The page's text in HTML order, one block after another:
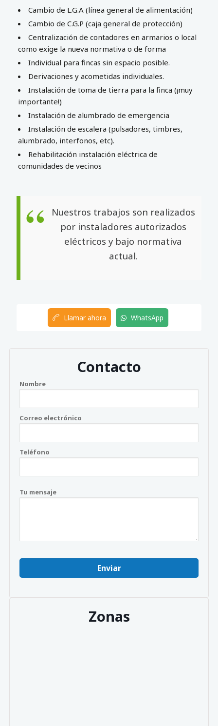
Cambio de L.G.A (línea general de alimentación)
Cambio de C.G.P (caja general de protección)
Centralización de contadores en armarios o local
como exige la nueva normativa o de forma
Individual para fincas sin espacio posible.
Derivaciones y acometidas individuales.
Instalación de toma de tierra para la finca (¡muy
importante!)
Instalación de alumbrado de emergencia
Instalación de escalera (pulsadores, timbres,
alumbrado, interfonos, etc).
Rehabilitación instalación eléctrica de
comunidades de vecinos
Nuestros trabajos son realizados
por instaladores autorizados
eléctricos y bajo normativa
actual.
Llamar ahora WhatsApp
Contacto
Nombre
Correo electrónico
Teléfono
Tu mensaje
Zonas